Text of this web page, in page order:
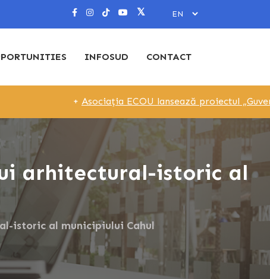
INFOSUD CONTACT
Asociația ECOU lansează proiectul „Guvernare
arhitectural-istoric al
istoric al municipiului Cahul